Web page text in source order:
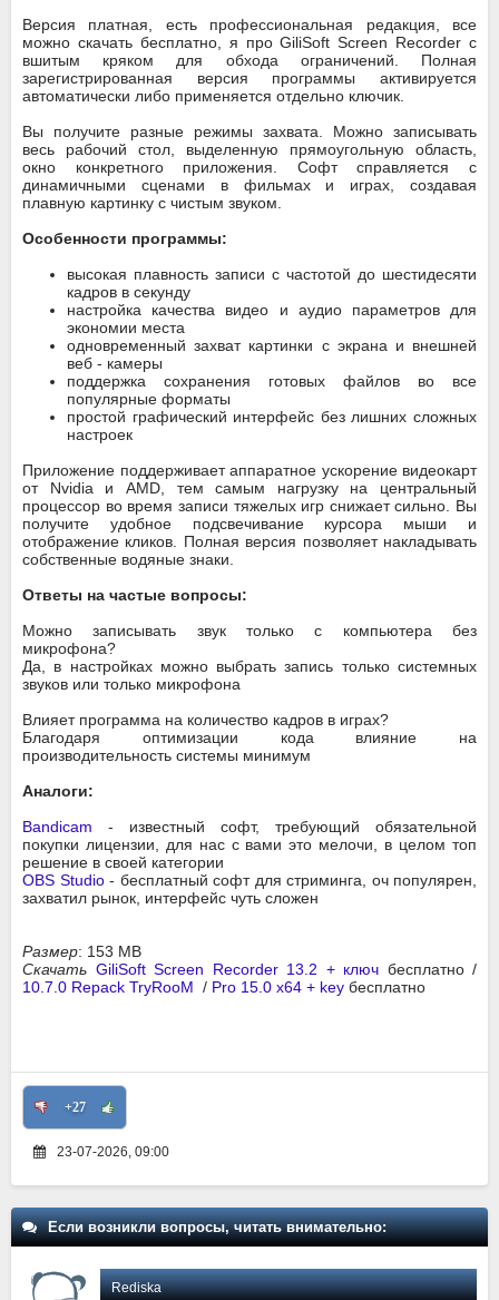
Версия платная, есть профессиональная редакция, все
можно скачать бесплатно, я про GiliSoft Screen Recorder с
вшитым кряком для обхода ограничений. Полная
зарегистрированная версия программы активируется
автоматически либо применяется отдельно ключик.
Вы получите разные режимы захвата. Можно записывать
весь рабочий стол, выделенную прямоугольную область,
окно конкретного приложения. Софт справляется с
динамичными сценами в фильмах и играх, создавая
плавную картинку с чистым звуком.
Особенности программы:
высокая плавность записи с частотой до шестидесяти
кадров в секунду
настройка качества видео и аудио параметров для
экономии места
одновременный захват картинки с экрана и внешней
веб - камеры
поддержка сохранения готовых файлов во все
популярные форматы
простой графический интерфейс без лишних сложных
настроек
Приложение поддерживает аппаратное ускорение видеокарт
от Nvidia и AMD, тем самым нагрузку на центральный
процессор во время записи тяжелых игр снижает сильно. Вы
получите удобное подсвечивание курсора мыши и
отображение кликов. Полная версия позволяет накладывать
собственные водяные знаки.
Ответы на частые вопросы:
Можно записывать звук только с компьютера без
микрофона?
Да, в настройках можно выбрать запись только системных
звуков или только микрофона
Влияет программа на количество кадров в играх?
Благодаря оптимизации кода влияние на
производительность системы минимум
Аналоги:
Bandicam - известный софт, требующий обязательной
покупки лицензии, для нас с вами это мелочи, в целом топ
решение в своей категории
OBS Studio- бесплатный софт для стриминга, оч популярен,
захватил рынок, интерфейс чуть сложен
Размер: 153 MB
Скачать GiliSoft Screen Recorder 13.2 + ключ бесплатно /
10.7.0 Repack TryRooM / Pro 15.0 x64 + key бесплатно
+27
23-07-2026, 09:00
Если возникли вопросы, читать внимательно:
Rediska